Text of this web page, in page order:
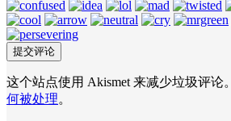
这个站点使用 Akismet 来减少垃圾评论。
何被处理。